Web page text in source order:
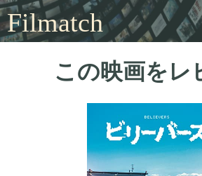
Filmatch
この映画をレ